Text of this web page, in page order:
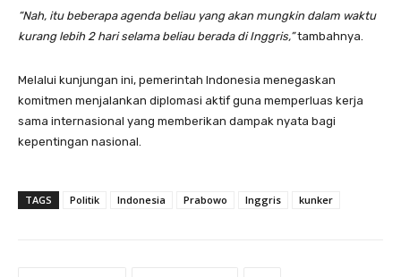
“Nah, itu beberapa agenda beliau yang akan mungkin dalam waktu
kurang lebih 2 hari selama beliau berada di Inggris,”tambahnya.
Melalui kunjungan ini, pemerintah Indonesia menegaskan
komitmen menjalankan diplomasi aktif guna memperluas kerja
sama internasional yang memberikan dampak nyata bagi
kepentingan nasional.
TAGS Politik Indonesia Prabowo Inggris kunker